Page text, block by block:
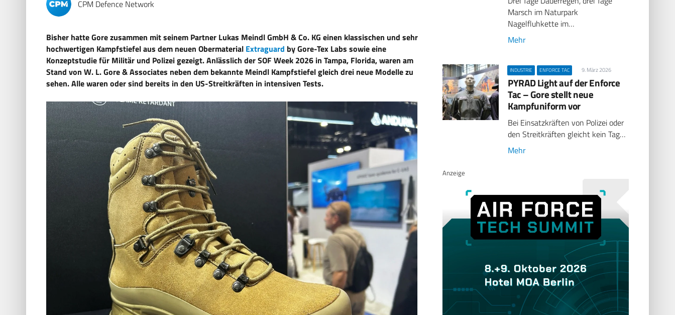
CPM Defence Network
Bisher hatte Gore zusammen mit seinem Partner Lukas Meindl GmbH & Co. KG einen klassischen und sehr
hochwertigen Kampfstiefel aus dem neuen Obermaterial Extraguard by Gore-Tex Labs sowie eine
Konzeptstudie für Militär und Polizei gezeigt. Anlässlich der SOF Week 2026 in Tampa, Florida, waren am
Stand von W. L. Gore & Associates neben dem bekannte Meindl Kampfstiefel gleich drei neue Modelle zu
sehen. Alle waren oder sind bereits in den US-Streitkräften in intensiven Tests.
Marsch im Naturpark
Nagelfluhkette im…
Mehr
INDUSTRIE ENFORCE TAC 9. März 2026
PYRAD Light auf der Enforce
Tac – Gore stellt neue
Kampfuniform vor
Bei Einsatzkräften von Polizei oder
den Streitkräften gleicht kein Tag…
Mehr
Anzeige